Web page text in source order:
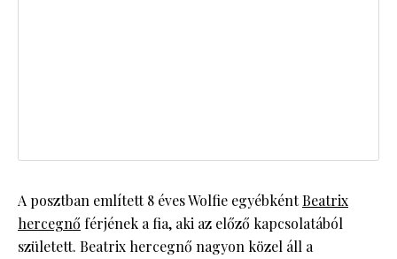
A posztban említett 8 éves Wolfie egyébkéntBeatrix
hercegnő férjének a fia, aki az előző kapcsolatából
született. Beatrix hercegnő nagyon közel áll a